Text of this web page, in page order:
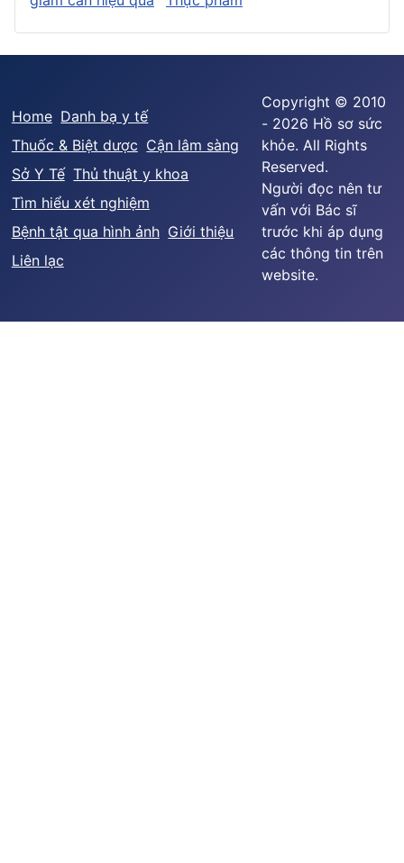
Home Danh bạ y tế
Thuốc & Biệt dược Cận lâm sàng
Sở Y Tế Thủ thuật y khoa
Tìm hiểu xét nghiệm
Bệnh tật qua hình ảnh Giới thiệu
Liên lạc
Copyright © 2010
- 2026 Hồ sơ sức
khỏe. All Rights
Reserved.
Người đọc nên tư
vấn với Bác sĩ
trước khi áp dụng
các thông tin trên
website.